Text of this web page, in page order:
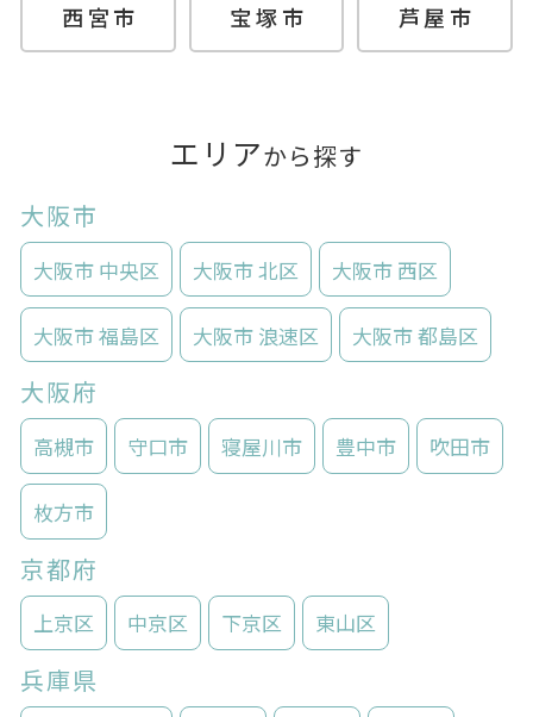
西宮市 宝塚市 芦屋市
エリアから探す
大阪市
大阪市 中央区 大阪市 北区 大阪市 西区
大阪市 福島区 大阪市 浪速区 大阪市 都島区
大阪府
高槻市 守口市 寝屋川市 豊中市 吹田市
枚方市
京都府
上京区 中京区 下京区 東山区
兵庫県